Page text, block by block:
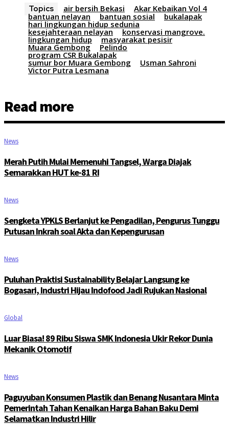
Topics air bersih Bekasi
Akar Kebaikan Vol 4
bantuan nelayan
bantuan sosial bukalapak
hari lingkungan hidup sedunia
kesejahteraan nelayan konservasi mangrove.
lingkungan hidup masyarakat pesisir
Muara Gembong Pelindo
program CSR Bukalapak
sumur bor Muara Gembong Usman Sahroni
Victor Putra Lesmana
Read more
News
Merah Putih Mulai Memenuhi Tangsel, Warga Diajak
Semarakkan HUT ke-81 RI
News
Sengketa YPKLS Berlanjut ke Pengadilan, Pengurus Tunggu
Putusan Inkrah soal Akta dan Kepengurusan
News
Puluhan Praktisi Sustainability Belajar Langsung ke
Bogasari, Industri Hijau Indofood Jadi Rujukan Nasional
Global
Luar Biasa! 89 Ribu Siswa SMK Indonesia Ukir Rekor Dunia
Mekanik Otomotif
News
Paguyuban Konsumen Plastik dan Benang Nusantara Minta
Pemerintah Tahan Kenaikan Harga Bahan Baku Demi
Selamatkan Industri Hilir